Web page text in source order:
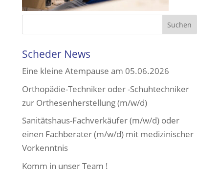
Scheder News
Eine kleine Atempause am 05.06.2026
Orthopädie-Techniker oder -Schuhtechniker
zur Orthesenherstellung (m/w/d)
Sanitätshaus-Fachverkäufer (m/w/d) oder
einen Fachberater (m/w/d) mit medizinischer
Vorkenntnis
Komm in unser Team !